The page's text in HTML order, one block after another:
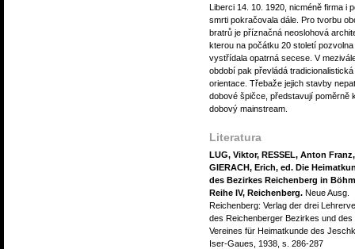
Liberci 14. 10. 1920, nicméně firma i
smrti pokračovala dále. Pro tvorbu
bratrů je příznačná neoslohová
kterou na počátku 20 století pozvolna
vystřídala opatrná secese. V
období pak převládá tradicionalistická
orientace. Třebaže jejich stavby
dobové špičce, představují poměrně
dobový mainstream.
Literatura
LUG, Viktor, RESSEL, Anton Franz,
GIERACH, Erich, ed. Die
des Bezirkes Reichenberg in
Reihe IV, Reichenberg. Neue Ausg.
Reichenberg: Verlag der drei
des Reichenberger Bezirkes und des
Vereines für Heimatkunde des
Iser-Gaues, 1938, s. 286-287